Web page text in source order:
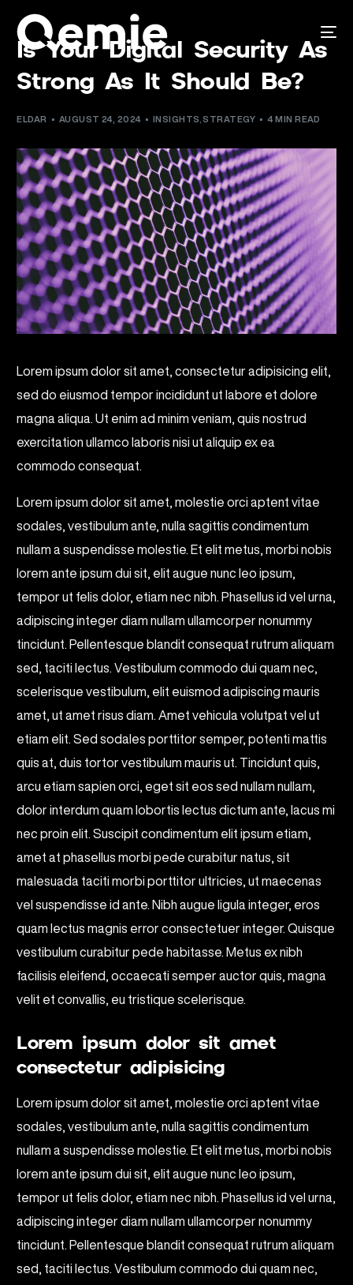
Is Your Digital Security As
Strong As It Should Be?
ELDAR AUGUST 24, 2024 INSIGHTS ,STRATEGY 4 MIN READ
Lorem ipsum dolor sit amet, consectetur adipisicing elit,
sed do eiusmod tempor incididunt ut labore et dolore
magna aliqua. Ut enim ad minim veniam, quis nostrud
exercitation ullamco laboris nisi ut aliquip ex ea
commodo consequat.
Lorem ipsum dolor sit amet, molestie orci aptent vitae
sodales, vestibulum ante, nulla sagittis condimentum
nullam a suspendisse molestie. Et elit metus, morbi nobis
lorem ante ipsum dui sit, elit augue nunc leo ipsum,
tempor ut felis dolor, etiam nec nibh. Phasellus id vel urna,
adipiscing integer diam nullam ullamcorper nonummy
tincidunt. Pellentesque blandit consequat rutrum aliquam
sed, taciti lectus. Vestibulum commodo dui quam nec,
scelerisque vestibulum, elit euismod adipiscing mauris
amet, ut amet risus diam. Amet vehicula volutpat vel ut
etiam elit. Sed sodales porttitor semper, potenti mattis
quis at, duis tortor vestibulum mauris ut. Tincidunt quis,
arcu etiam sapien orci, eget sit eos sed nullam nullam,
dolor interdum quam lobortis lectus dictum ante, lacus mi
nec proin elit. Suscipit condimentum elit ipsum etiam,
amet at phasellus morbi pede curabitur natus, sit
malesuada taciti morbi porttitor ultricies, ut maecenas
vel suspendisse id ante. Nibh augue ligula integer, eros
quam lectus magnis error consectetuer integer. Quisque
vestibulum curabitur pede habitasse. Metus ex nibh
facilisis eleifend, occaecati semper auctor quis, magna
velit et convallis, eu tristique scelerisque.
Lorem ipsum dolor sit amet
consectetur adipisicing
Lorem ipsum dolor sit amet, molestie orci aptent vitae
sodales, vestibulum ante, nulla sagittis condimentum
nullam a suspendisse molestie. Et elit metus, morbi nobis
lorem ante ipsum dui sit, elit augue nunc leo ipsum,
tempor ut felis dolor, etiam nec nibh. Phasellus id vel urna,
adipiscing integer diam nullam ullamcorper nonummy
tincidunt. Pellentesque blandit consequat rutrum aliquam
sed, taciti lectus. Vestibulum commodo dui quam nec,